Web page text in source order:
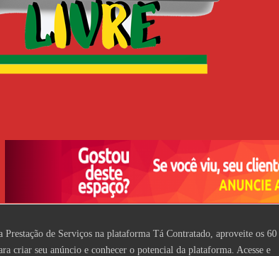
Prestação de Serviços na plataforma Tá Contratado, aproveite os 60
criar seu anúncio e conhecer o potencial da plataforma. Acesse e